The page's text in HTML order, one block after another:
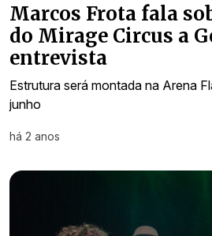
Marcos Frota fala
do Mirage Circus a
entrevista
Estrutura será montada na Arena
junho
há 2 anos